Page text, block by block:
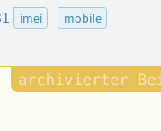
imei mobile